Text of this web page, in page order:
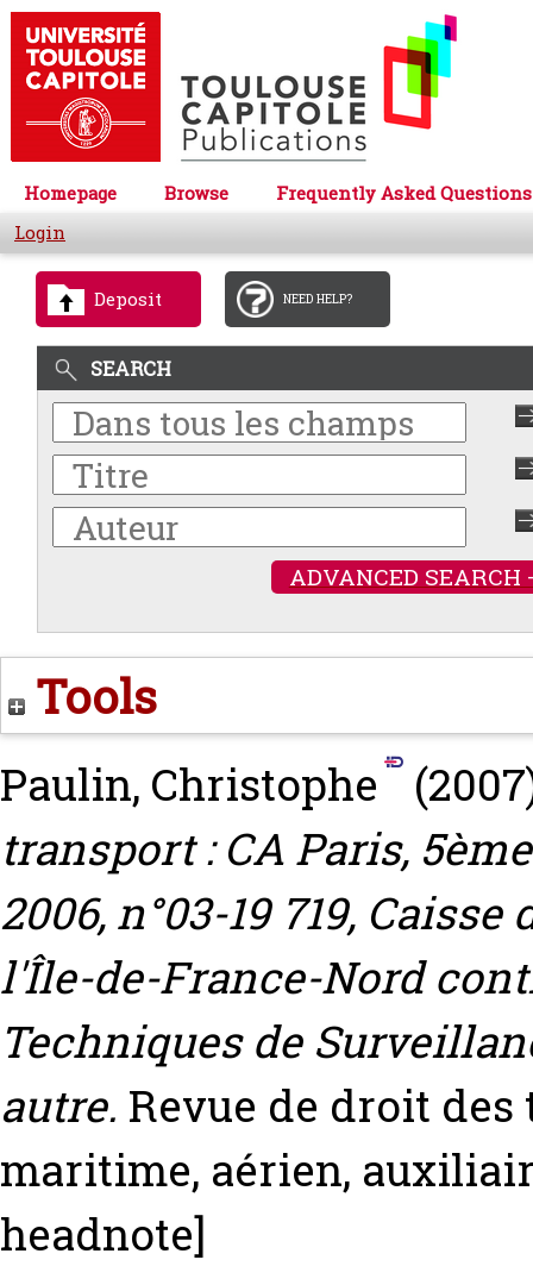
Homepage Browse
Frequently Asked Questions
Login
Deposit NEED HELP?
SEARCH
ADVANCED SEARCH
Tools
Paulin, Christophe
transport : CA Paris,
2006, n°03-19 719,
l'Île-de-France-Nord
Techniques de
autre. Revue de droit
maritime, aérien,
headnote]